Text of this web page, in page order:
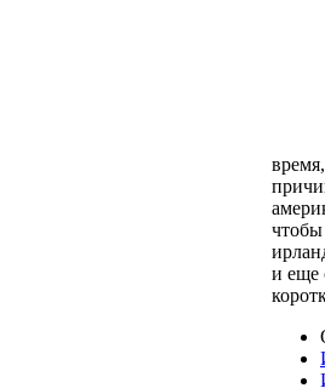
чтобы
и еще